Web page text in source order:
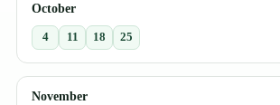
October
4 11 18 25
November